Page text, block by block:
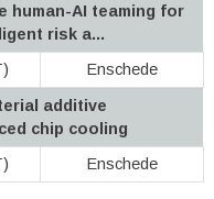
human-AI teaming for
risk a...
Enschede
additive
chip cooling
Enschede